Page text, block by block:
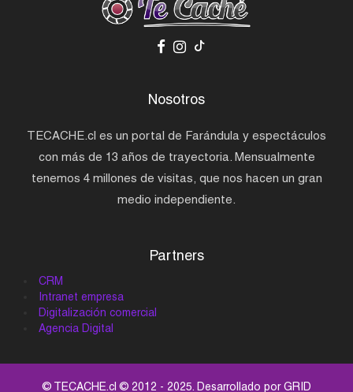
Nosotros
TECACHE.cl es un portal de Farándula y espectáculos
con más de 13 años de trayectoria. Mensualmente
tenemos 4 millones de visitas, que nos hacen un gran
medio independiente.
Partners
CRM
Intranet empresa
Digitalización comercial
Agencia Digital
© TECACHE.cl © 2012 - 2025. Desarrollado porGRID